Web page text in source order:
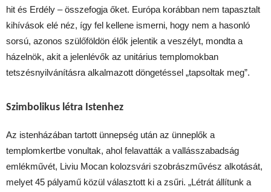
hit és Erdély – összefogja őket. Európa korábban nem tapasztalt
kihívások elé néz, így fel kellene ismerni, hogy nem a hasonló
sorsú, azonos szülőföldön élők jelentik a veszélyt, mondta a
házelnök, akit a jelenlévők az unitárius templomokban
tetszésnyilvánításra alkalmazott döngetéssel „tapsoltak meg”.
Szimbolikus létra Istenhez
Az istenházában tartott ünnepség után az ünneplők a
templomkertbe vonultak, ahol felavatták a vallásszabadság
emlékművét, Liviu Mocan kolozsvári szobrászművész alkotását,
melyet 45 pályamű közül választott ki a zsűri. „Létrát állítunk a